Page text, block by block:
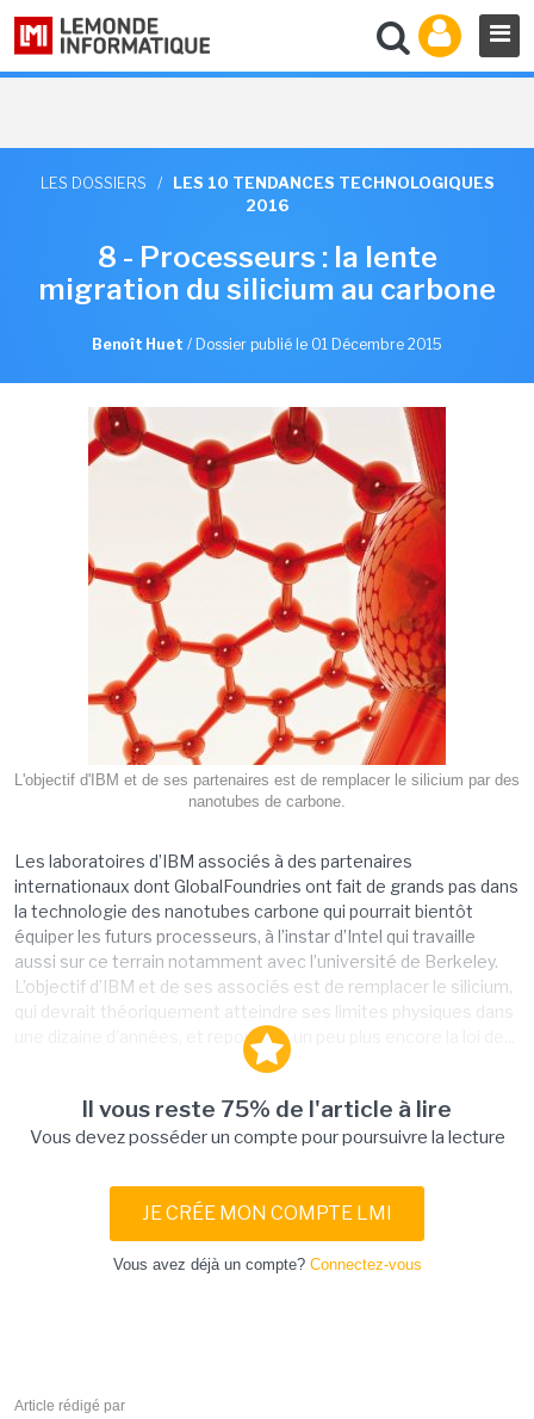
LES DOSSIERS /
LES 10 TENDANCES TECHNOLOGIQUES
2016
8 - Processeurs : la lente
migration du silicium au carbone
Benoît Huet / Dossier publié le 01 Décembre 2015
L'objectif d'IBM et de ses partenaires est de remplacer le silicium par des
nanotubes de carbone.
Les laboratoires d’IBM associés à des partenaires
internationaux dont GlobalFoundries ont fait de grands pas dans
la technologie des nanotubes carbone qui pourrait bientôt
équiper les futurs processeurs, à l’instar d’Intel qui travaille
aussi sur ce terrain notamment avec l’université de Berkeley.
L’objectif d’IBM et de ses associés est de remplacer le silicium,
qui devrait théoriquement atteindre ses limites physiques dans
une dizaine d’années, et repousser un peu plus encore la loi de...
Il vous reste 75% de l'article à lire
Vous devez posséder un compte pour poursuivre la lecture
JE CRÉE MON COMPTE LMI
Vous avez déjà un compte? Connectez-vous
Article rédigé par